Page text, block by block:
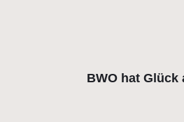
BWO hat Glück